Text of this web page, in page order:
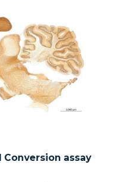
assay